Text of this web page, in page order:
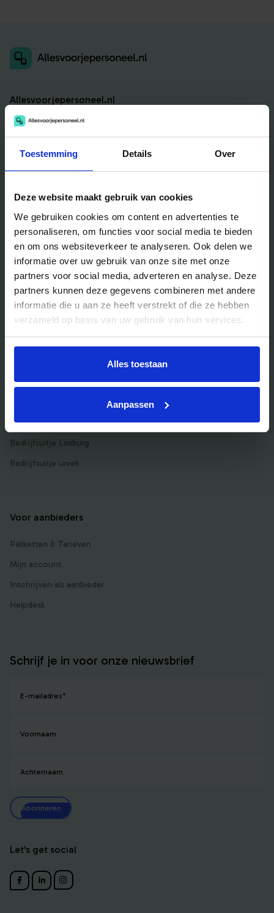
Toestemming Details Over
Deze website maakt gebruik van cookies
We gebruiken cookies om content en advertenties te
personaliseren, om functies voor social media te bieden
en om ons websiteverkeer te analyseren. Ook delen we
informatie over uw gebruik van onze site met onze
partners voor social media, adverteren en analyse. Deze
partners kunnen deze gegevens combineren met andere
informatie die u aan ze heeft verstrekt of die ze hebben
verzameld op basis van uw gebruik van hun services.
Alles toestaan
Aanpassen
Allesvoorjepersoneel.nl
Bedrijfsfeest
Blog
Veelgestelde vragen
Bedrijfsuitjes
Bedrijfsuitje actief
Bedrijfsuitje Eindhoven
Bedrijfsuitje Limburg
Bedrijfsuitje uniek
Voor aanbieders
Pakketten & Tarieven
Mijn account
Inschrijven als aanbieder
Helpdesk
Schrijf je in voor onze nieuwsbrief
E-mailadres*
Voornaam
Achternaam
Abonneren
Let's get social